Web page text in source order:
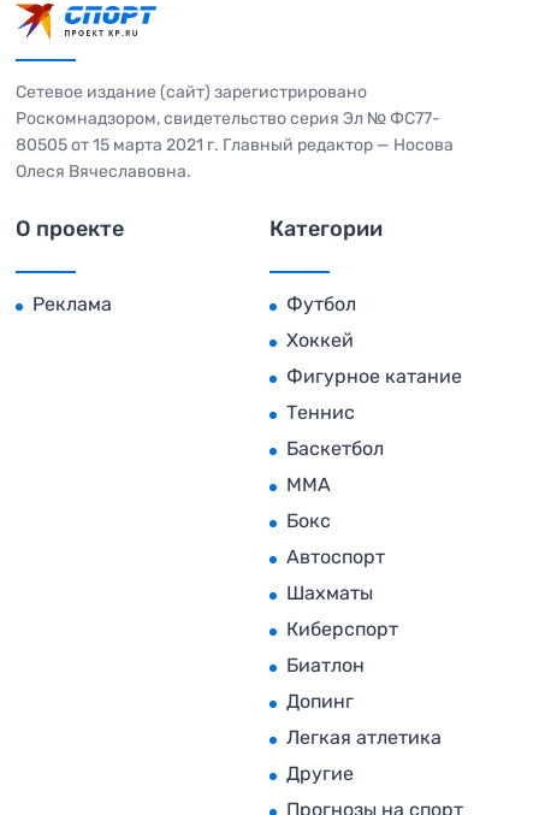
Сетевое издание (сайт) зарегистрировано
Роскомнадзором, свидетельство серия Эл № ФС77-
80505 от 15 марта 2021 г. Главный редактор — Носова
Олеся Вячеславовна.
О проекте
Реклама
Категории
Футбол
Хоккей
Фигурное катание
Теннис
Баскетбол
MMA
Бокс
Автоспорт
Шахматы
Киберспорт
Биатлон
Допинг
Легкая атлетика
Другие
Прогнозы на спорт